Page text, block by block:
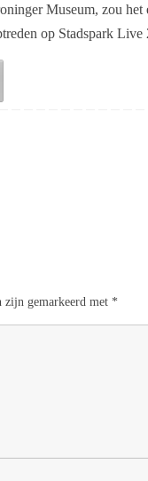
Museum, zou het
op Stadspark
zijn gemarkeerd met *